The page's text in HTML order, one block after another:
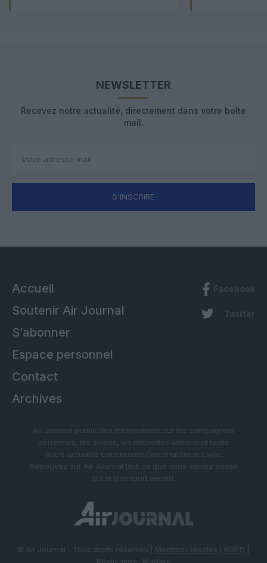
NEWSLETTER
Recevez notre actualité, directement dans votre boîte
mail.
S'INSCRIRE
Accueil
Soutenir Air Journal
S’abonner
Espace personnel
Contact
Archives